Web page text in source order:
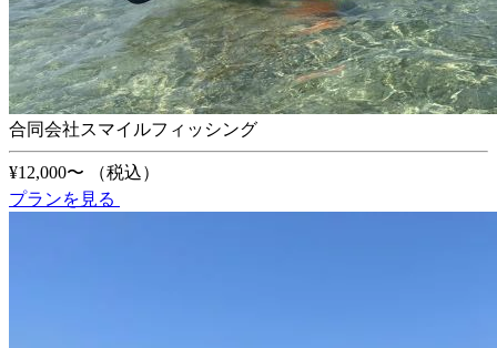
合同会社スマイルフィッシング
¥12,000〜
（税込）
プランを見る